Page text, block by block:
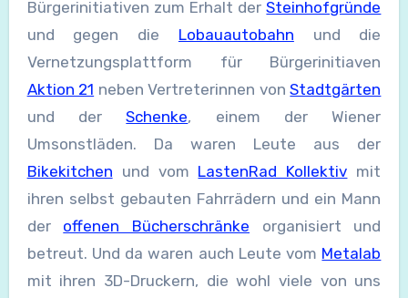
Bürgerinitiativen zum Erhalt derSteinhofgründe
und gegen die Lobauautobahn und die
Vernetzungsplattform für Bürgerinitiaven
Aktion 21 neben Vertreterinnen vonStadtgärten
und derSchenke, einem der Wiener
Umsonstläden. Da waren Leute aus der
Bikekitchen und vom LastenRad Kollektiv mit
ihren selbst gebauten Fahrrädern und ein Mann
der offenen Bücherschränke organisiert und
betreut. Und da waren auch Leute vom Metalab
mit ihren 3D-Druckern, die wohl viele von uns